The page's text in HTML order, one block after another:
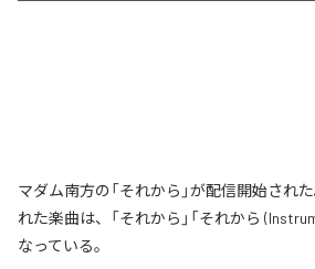
マダム南方の「それから」が配信開始され
れた楽曲は、「それから」「それから
なっている。